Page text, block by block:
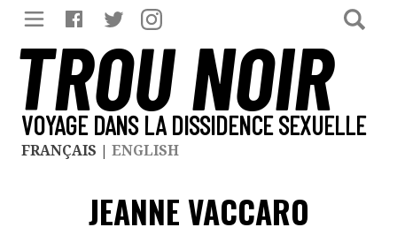
TROU NOIR
VOYAGE DANS LA DISSIDENCE SEXUELLE
FRANÇAIS | ENGLISH
JEANNE VACCARO